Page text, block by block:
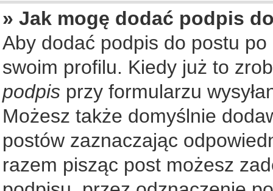
» Jak mogę dodać podpis
Aby dodać podpis do postu
swoim profilu. Kiedy już to
podpis przy formularzu
Możesz także domyślnie
postów zaznaczając
razem pisząc post możesz